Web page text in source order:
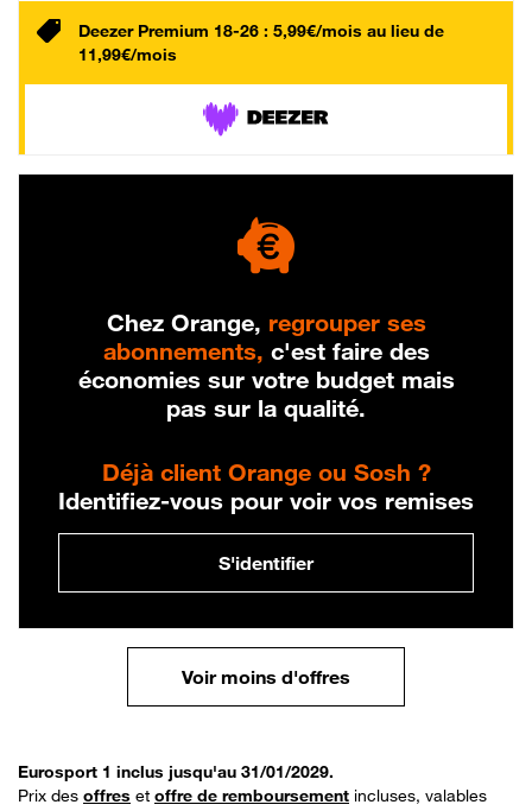
Deezer Premium 18-26 : 5,99€/mois au lieu de
11,99€/mois
Chez Orange, regrouper ses
abonnements, c'est faire des
économies sur votre budget mais
pas sur la qualité.
Déjà client Orange ou Sosh ?
Identifiez-vous pour voir vos remises
S'identifier
Voir moins d'offres
Eurosport 1 inclus jusqu'au 31/01/2029.
Prix des offres et offre de remboursement incluses, valables